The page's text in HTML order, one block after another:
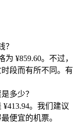
？
¥859.60。不过，
段而有所不同。有
多少？
。我们建议
便宜的机票。